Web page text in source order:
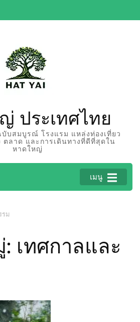
ประเทศไทย
บสมบูรณ์ โรงแรม แหล่งท่องเที่ยว
ตลาด และการเดินทางที่ดีที่สุดใน
หาดใหญ่
เมนู
รม
เทศกาลและ